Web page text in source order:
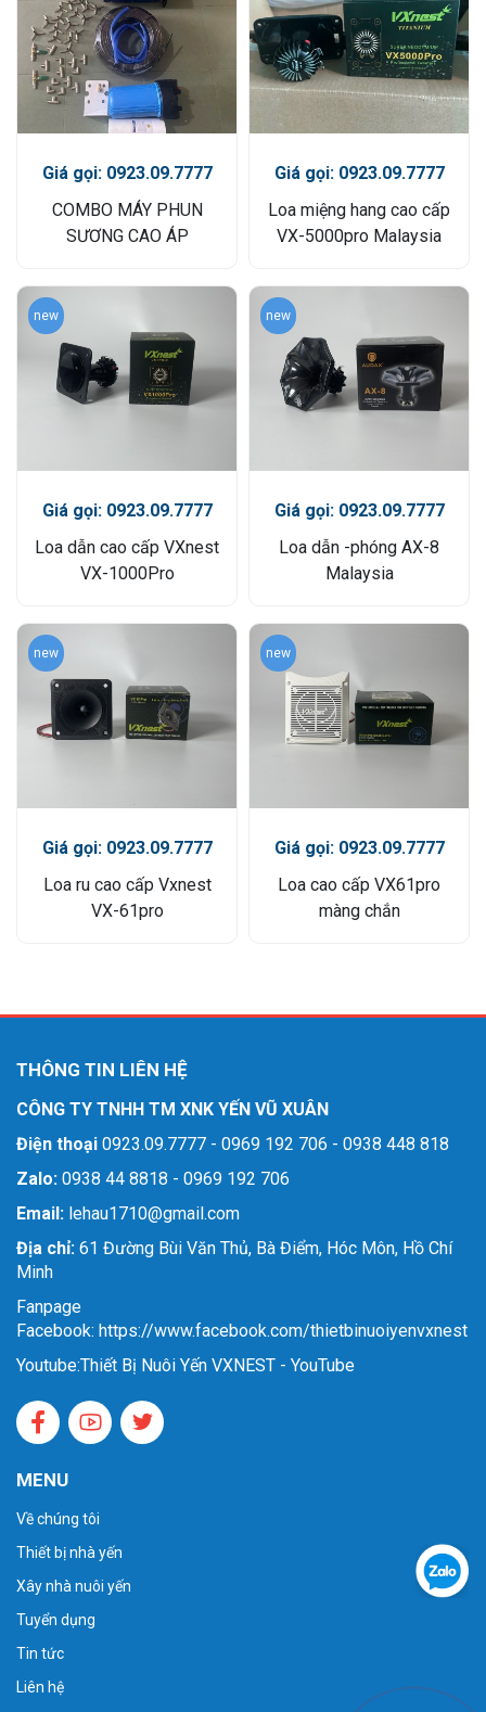
Giá gọi: 0923.09.7777
COMBO MÁY PHUN
SƯƠNG CAO ÁP
Giá gọi: 0923.09.7777
Loa miệng hang cao cấp
VX-5000pro Malaysia
new
Giá gọi: 0923.09.7777
Loa dẫn cao cấp VXnest
VX-1000Pro
new
Giá gọi: 0923.09.7777
Loa dẫn -phóng AX-8
Malaysia
new
Giá gọi: 0923.09.7777
Loa ru cao cấp Vxnest
VX-61pro
new
Giá gọi: 0923.09.7777
Loa cao cấp VX61pro
màng chắn
THÔNG TIN LIÊN HỆ
CÔNG TY TNHH TM XNK YẾN VŨ XUÂN
Điện thoại 0923.09.7777 - 0969 192 706 - 0938 448 818
Zalo: 0938 44 8818 - 0969 192 706
Email: lehau1710@gmail.com
Địa chỉ: 61 Đường Bùi Văn Thủ, Bà Điểm, Hóc Môn, Hồ Chí
Minh
Fanpage
Facebook: https://www.facebook.com/thietbinuoiyenvxnest
Youtube:Thiết Bị Nuôi Yến VXNEST - YouTube
MENU
Về chúng tôi
Thiết bị nhà yến
Xây nhà nuôi yến
Tuyển dụng
Tin tức
Liên hệ